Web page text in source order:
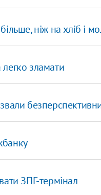
ніж на хліб і
зламати
ЗПГ-термінал